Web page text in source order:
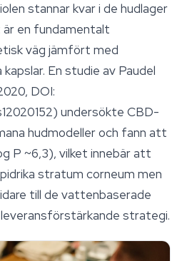
stannar kvar i de hudlager
är en fundamentalt
väg jämfört med
kapslar. En studie av Paudel
DOI:
undersökte CBD-
hudmodeller och fann att
P ~6,3), vilket innebär att
stratum corneum men
till de vattenbaserade
strategi.